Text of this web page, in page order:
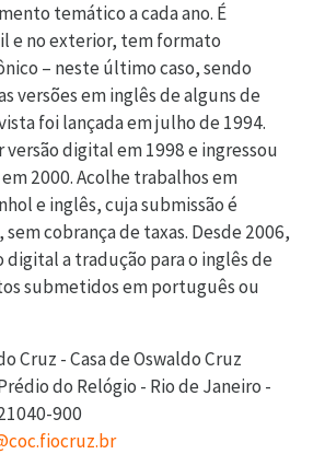
temático a cada ano. É
e no exterior, tem formato
– neste último caso, sendo
versões em inglês de alguns de
foi lançada em julho de 1994.
versão digital em 1998 e ingressou
2000. Acolhe trabalhos em
e inglês, cuja submissão é
cobrança de taxas. Desde 2006,
digital a tradução para o inglês de
submetidos em português ou
Cruz - Casa de Oswaldo Cruz
do Relógio - Rio de Janeiro -
900